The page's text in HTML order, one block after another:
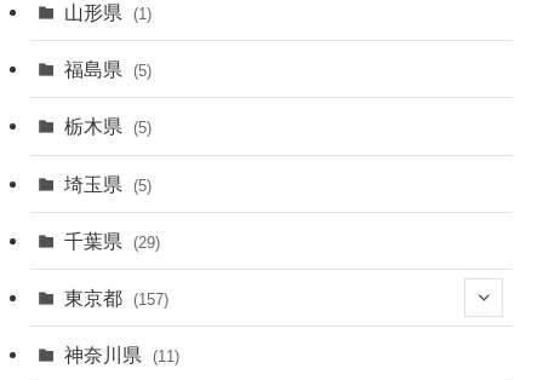
(1)
(1)
(1)
(3)
山形県 (1)
福島県 (5)
栃木県 (5)
埼玉県 (5)
千葉県 (29)
東京都 (157)
(36)
神奈川県 (11)